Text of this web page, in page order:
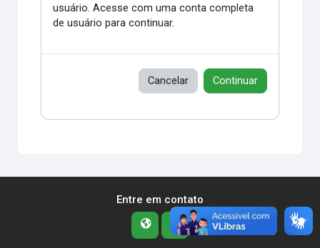
usuário. Acesse com uma conta completa
de usuário para continuar.
Cancelar Continuar
Entre em contato